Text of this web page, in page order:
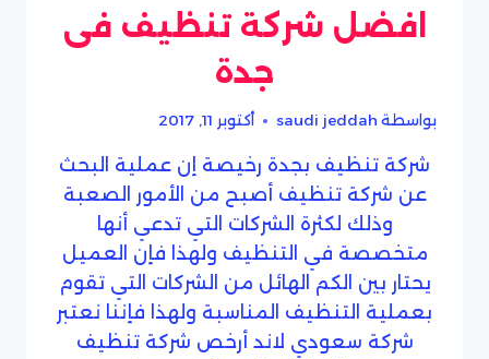
افضل شركة تنظيف فى
جدة
بواسطة saudi jeddah أكتوبر 11, 2017
شركة تنظيف بجدة رخيصة إن عملية البحث
عن شركة تنظيف أصبح من الأمور الصعبة
وذلك لكثرة الشركات التي تدعي أنها
متخصصة في التنظيف ولهذا فإن العميل
يحتار بين الكم الهائل من الشركات التي تقوم
بعملية التنظيف المناسبة ولهذا فإننا نعتبر
شركة سعودي لاند أرخص شركة تنظيف